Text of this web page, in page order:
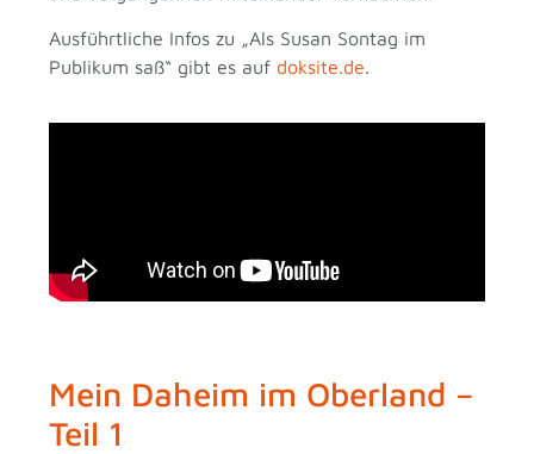
Ausführtliche Infos zu „Als Susan Sontag im
Publikum saß“ gibt es auf doksite.de.
Mein Daheim im Oberland –
Teil 1